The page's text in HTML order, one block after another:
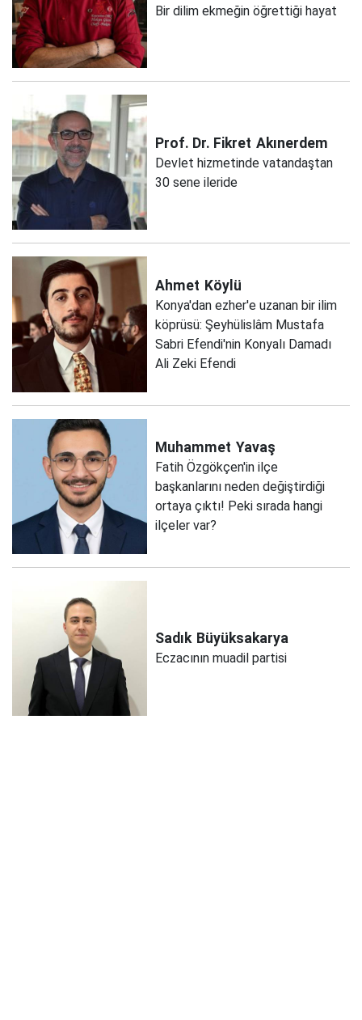
Bir dilim ekmeğin öğrettiği hayat
Prof. Dr. Fikret Akınerdem
Devlet hizmetinde vatandaştan
30 sene ileride
Ahmet Köylü
Konya'dan ezher'e uzanan bir ilim
köprüsü: Şeyhülislâm Mustafa
Sabri Efendi'nin Konyalı Damadı
Ali Zeki Efendi
Muhammet Yavaş
Fatih Özgökçen'in ilçe
başkanlarını neden değiştirdiği
ortaya çıktı! Peki sırada hangi
ilçeler var?
Sadık Büyüksakarya
Eczacının muadil partisi